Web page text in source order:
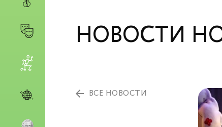
НОВОСТИ
ВСЕ НОВОСТИ